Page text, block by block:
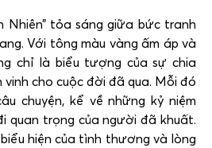
Nhiên” tỏa sáng giữa bức tranh
Với tông màu vàng ấm áp và
chỉ là biểu tượng của sự chia
cho cuộc đời đã qua. Mỗi đó
chuyện, kể về những kỷ niệm
quan trọng của người đã khuất.
hiện của tình thương và lòng